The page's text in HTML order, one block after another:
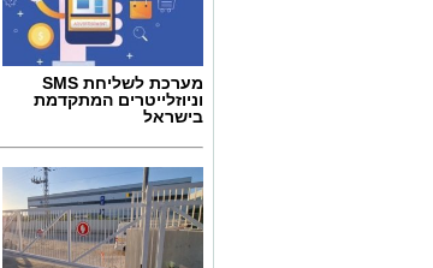
מערכת לשליחת SMS
וניוזלייטרים המתקדמת
בישראל